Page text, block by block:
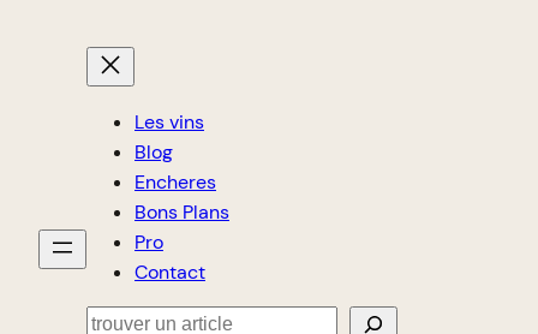
Les vins
Blog
Encheres
Bons Plans
Pro
Contact
Rechercher